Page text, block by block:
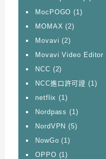
MocPOGO (1)
MOMAX (2)
Movavi (2)
Movavi Video Editor
NCC (2)
NCC進口許可證 (1)
netflix (1)
Nordpass (1)
NordVPN (5)
NowGo (1)
OPPO (1)